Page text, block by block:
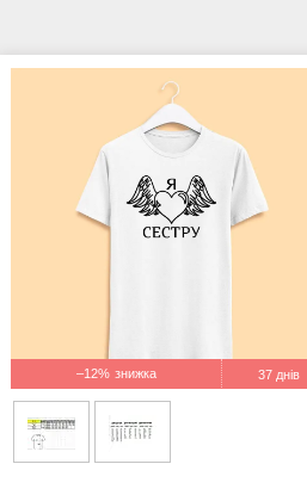
–12% 37 днів